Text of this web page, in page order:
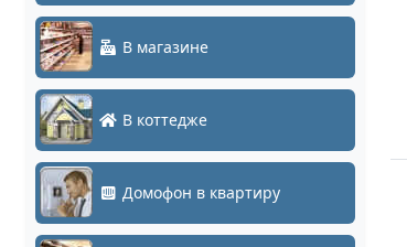
В магазине
В коттедже
Домофон в квартиру